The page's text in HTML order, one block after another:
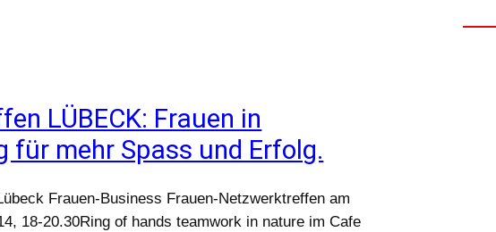
LÜBECK: Frauen in
für mehr Spass und Erfolg.
Frauen-Business Frauen-Netzwerktreffen am
18-20.30Ring of hands teamwork in nature im Cafe